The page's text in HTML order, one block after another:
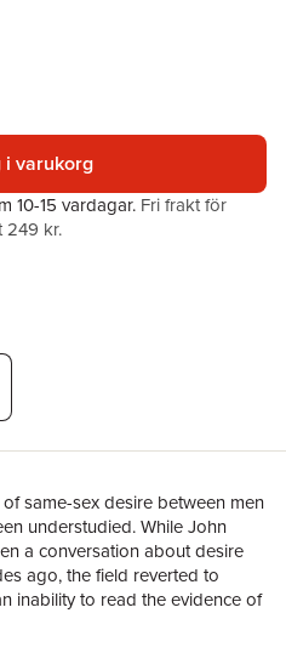
i varukorg
10-15 vardagar. Fri frakt för
249 kr.
same-sex desire between men
understudied. While John
a conversation about desire
ago, the field reverted to
inability to read the evidence of
the sources. Between